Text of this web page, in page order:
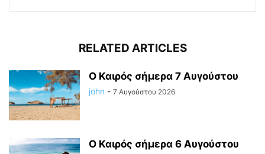
RELATED ARTICLES
Ο Καιρός σήμερα 7 Αυγούστου
john - 7 Αυγούστου 2026
Ο Καιρός σήμερα 6 Αυγούστου